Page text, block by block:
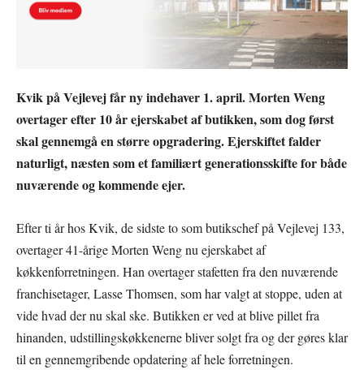
Kvik på Vejlevej får ny indehaver 1. april. Morten Weng
overtager efter 10 år ejerskabet af butikken, som dog først
skal gennemgå en større opgradering. Ejerskiftet falder
naturligt, næsten som et familiært generationsskifte for både
nuværende og kommende ejer.
Efter ti år hos Kvik, de sidste to som butikschef på Vejlevej 133,
overtager 41-årige Morten Weng nu ejerskabet af
køkkenforretningen. Han overtager stafetten fra den nuværende
franchisetager, Lasse Thomsen, som har valgt at stoppe, uden at
vide hvad der nu skal ske. Butikken er ved at blive pillet fra
hinanden, udstillingskøkkenerne bliver solgt fra og der gøres klar
til en gennemgribende opdatering af hele forretningen.